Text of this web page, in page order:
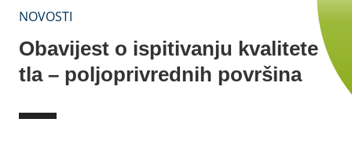
NOVOSTI
Obavijest o ispitivanju kvalitete
tla – poljoprivrednih površina